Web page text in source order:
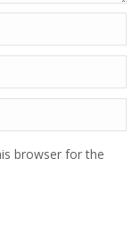
browser for the